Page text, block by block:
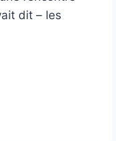
dit – les